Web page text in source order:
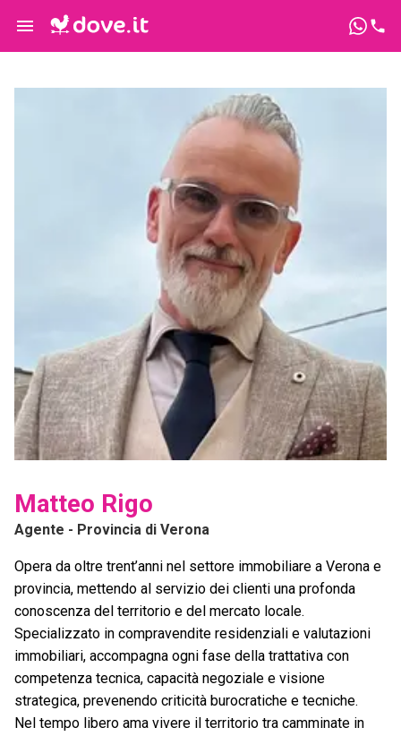
Matteo Rigo
Agente - Provincia di Verona
Opera da oltre trent’anni nel settore immobiliare a Verona e
provincia, mettendo al servizio dei clienti una profonda
conoscenza del territorio e del mercato locale.
Specializzato in compravendite residenziali e valutazioni
immobiliari, accompagna ogni fase della trattativa con
competenza tecnica, capacità negoziale e visione
strategica, prevenendo criticità burocratiche e tecniche.
Nel tempo libero ama vivere il territorio tra camminate in